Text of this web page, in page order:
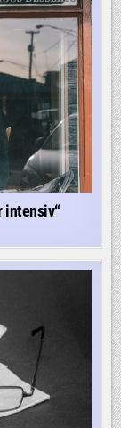
intensiv“